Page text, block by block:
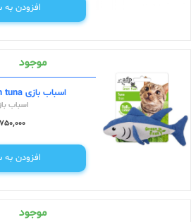
افزودن
موجود
اسباب بازی AFP green rush tuna
اسباب
750,000 تومان
افزودن
موجود